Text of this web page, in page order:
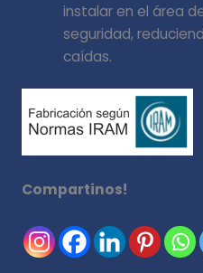
instalar en el área
seguridad,
caídas.
Compartinos!